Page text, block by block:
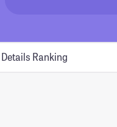
Details Ranking